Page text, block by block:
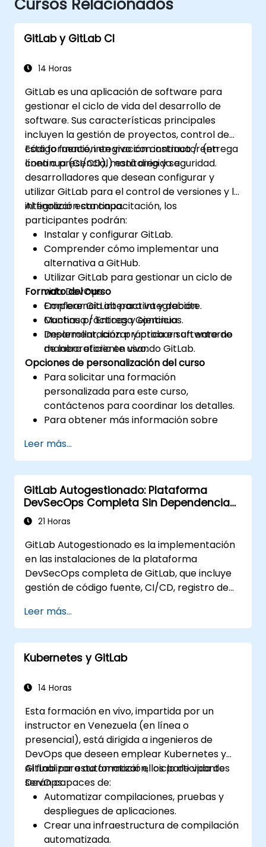
Cursos Relacionados
GitLab y GitLab CI
14 Horas
GitLab es una aplicación de software para
gestionar el ciclo de vida del desarrollo de
software. Sus características principales
incluyen la gestión de proyectos, control de
código fuente, integración continua / entrega
continua (CI/CD), monitoreo y seguridad.
Esta formación en vivo con instructor (en
línea o presencial) está dirigida a
desarrolladores que desean configurar y
utilizar GitLab para el control de versiones y la
integración continua.
Al finalizar esta capacitación, los
participantes podrán:
Instalar y configurar GitLab.
Comprender cómo implementar una
alternativa a GitHub.
Utilizar GitLab para gestionar un ciclo de
vida DevOps.
Emplear GitLab para Integración
Continua / Entrega Continua.
Desarrollar, lanzar y probar software de
manera eficiente usando GitLab.
Formato del curso
Conferencia interactiva y debate.
Muchas prácticas y ejercicios.
Implementación práctica en un entorno
de laboratorio en vivo.
Opciones de personalización del curso
Para solicitar una formación
personalizada para este curso,
contáctenos para coordinar los detalles.
Para obtener más información sobre
Leer más...
GitLab Autogestionado: Plataforma
DevSecOps Completa Sin Dependencia
de SaaS
21 Horas
GitLab Autogestionado es la implementación
en las instalaciones de la plataforma
DevSecOps completa de GitLab, que incluye
gestión de código fuente, CI/CD, registro de
monitoreo. Es el estándar de oro para
organizaciones que buscan todo el conjunto
de características de GitLab sin depender de
SaaS ni permitir que los datos salgan de su
Leer más...
Kubernetes y GitLab
14 Horas
Esta formación en vivo, impartida por un
instructor en Venezuela (en línea o
presencial), está dirigida a ingenieros de
DevOps que deseen emplear Kubernetes y
GitLab para automatizar el ciclo de vida de
DevOps.
Al finalizar esta formación, los participantes
serán capaces de:
Automatizar compilaciones, pruebas y
despliegues de aplicaciones.
Crear una infraestructura de compilación
automatizada.